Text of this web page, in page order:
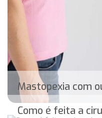
Mastopexia com
Como é feita a